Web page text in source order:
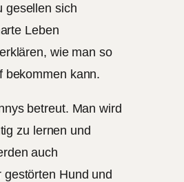
gesellen sich
Leben
wie man so
bekommen kann.
betreut. Man wird
zu lernen und
auch
Hund und